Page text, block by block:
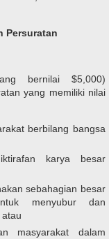
Persuratan
bernilai $5,000)
yang memiliki nilai
berbilang bangsa
karya besar
sebahagian besar
menyubur dan
masyarakat dalam